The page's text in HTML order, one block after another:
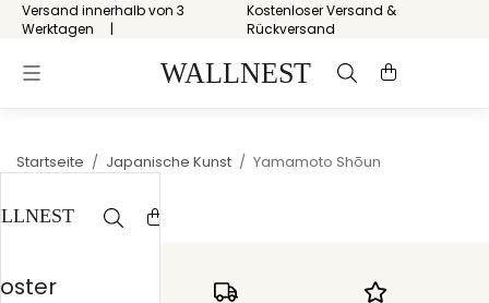
Versand innerhalb von 3
Werktagen
Kostenloser Versand &
Rückversand
Startseite / Japanische Kunst / Yamamoto Shōun